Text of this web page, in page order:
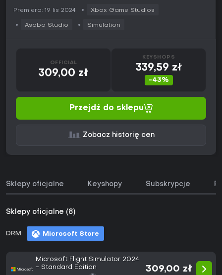
Premiera: 19 lis 2024 Xbox Game Studios
Asobo Studio Simulation
OFFICIAL
309,00 zł
KEYSHOPS
339,59 zł
-43%
Przejdź do sklepu
Zobacz historię cen
Sklepy oficjalne Keyshopy Subskrypcje
Sklepy oficjalne (8)
DRM: Microsoft Store
Microsoft Flight Simulator 2024
- Standard Edition
309,00 zł